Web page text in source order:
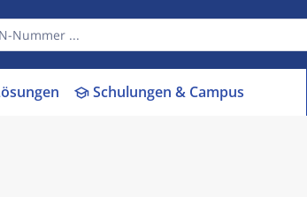
schoolSchulungen & Campus